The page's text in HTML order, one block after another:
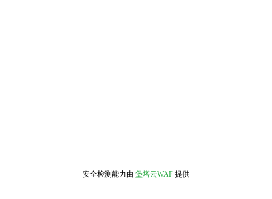
安全检测能力由 堡塔云WAF 提供